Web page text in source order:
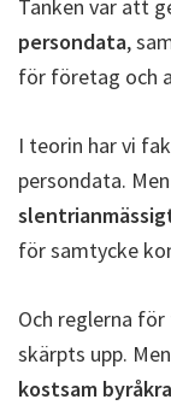
Tanken var att
persondata,
för företag och
I teorin har vi
persondata.
för samtycke
Och reglerna
skärpts upp.
kostsam